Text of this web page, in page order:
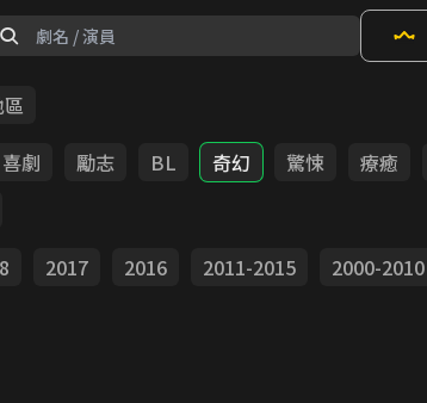
喜劇 勵志 BL 奇幻 驚悚 療癒
2017 2016 2011-2015
2000-2010